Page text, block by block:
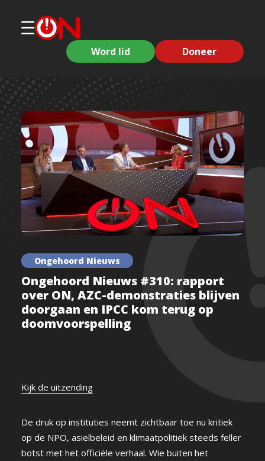
Word lid Doneer
Ongehoord Nieuws
Ongehoord Nieuws #310: rapport
over ON, AZC-demonstraties blijven
doorgaan en IPCC kom terug op
doomvoorspelling
Kijk de uitzending
De druk op instituties neemt zichtbaar toe nu kritiek
op de NPO, asielbeleid en klimaatpolitiek steeds feller
botst met het officiële verhaal. Wie buiten het